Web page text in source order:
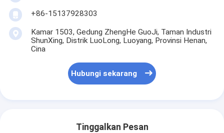
+86-15137928303
Kamar 1503, Gedung ZhengHe GuoJi, Taman Industri
ShunXing, Distrik LuoLong, Luoyang, Provinsi Henan,
Cina
Hubungi sekarang
Tinggalkan Pesan